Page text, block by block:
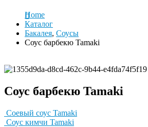
Home
Каталог
Бакалея, Соусы
Соус барбекю Tamaki
Соус барбекю Tamaki
Соевый соус Tamaki
Соус кимчи Tamaki